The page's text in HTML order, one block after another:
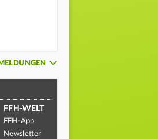
FFH-WELT
FFH-App
Newsletter